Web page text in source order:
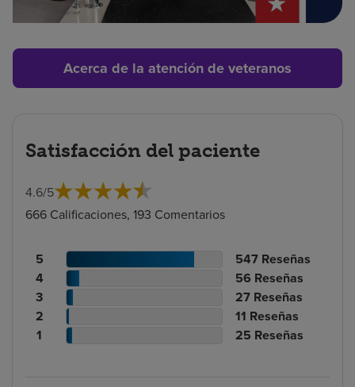
Acerca de la atención de veteranos
Satisfacción del paciente
4.6/5
666 Calificaciones, 193 Comentarios
Recuento
de
calificaciones
de
pacientes
5
N.º
de
reseñas
547 Reseñas
Recuento
de
calificaciones
de
4
N.º
de
reseñas
56 Reseñas
Recuento
de
calificaciones
3
N.º
de
reseñas
27 Reseñas
Recuento
de
2
N.º
de
11 Reseñas
Recuento
1
N.º
25 Reseñas